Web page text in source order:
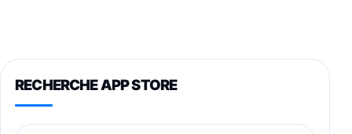
RECHERCHE APP STORE